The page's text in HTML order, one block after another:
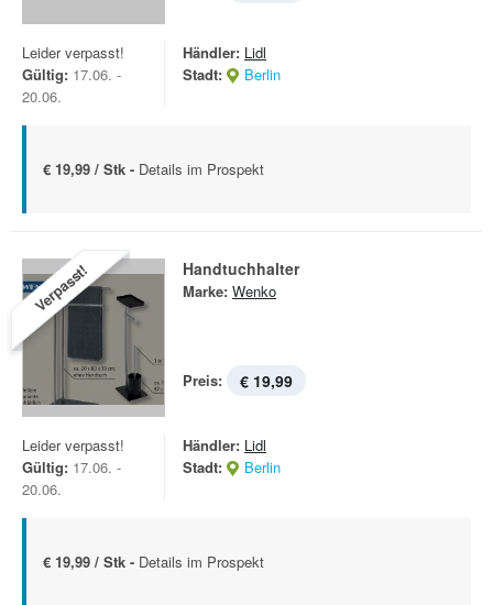
Leider verpasst!
Gültig: 17.06. -
20.06.
Händler: Lidl
Stadt:
Berlin
€ 19,99 / Stk - Details im Prospekt
Verpasst! Handtuchhalter
Marke: Wenko
Preis: € 19,99
Leider verpasst!
Gültig: 17.06. -
20.06.
Händler: Lidl
Stadt:
Berlin
€ 19,99 / Stk - Details im Prospekt